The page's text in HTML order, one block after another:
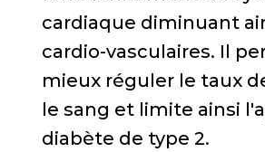
cardiaque diminuant
cardio-vasculaires. Il
mieux réguler le taux
le sang et limite ainsi
diabète de type 2.